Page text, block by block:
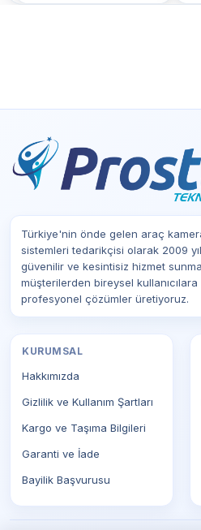
Türkiye'nin önde gelen araç
sistemleri tedarikçisi olarak 2009
güvenilir ve kesintisiz hizmet
müşterilerden bireysel
profesyonel çözümler üretiyoruz.
KURUMSAL
Hakkımızda
Gizlilik ve Kullanım Şartları
Kargo ve Taşıma Bilgileri
Garanti ve İade
Bayilik Başvurusu